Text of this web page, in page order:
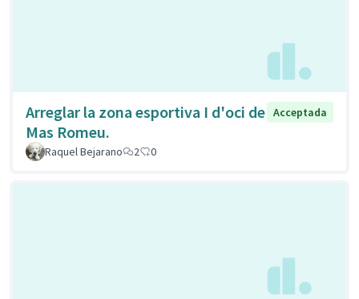
Arreglar la zona esportiva I d'oci de
Mas Romeu.
Acceptada
Raquel Bejarano 2 0